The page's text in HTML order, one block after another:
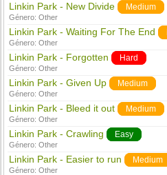
Linkin Park - New Divide Medium
Género:Other
Linkin Park - Waiting For The End
Género:Other
Linkin Park - Forgotten Hard
Género:Other
Linkin Park - Given Up Medium
Género:Other
Linkin Park - Bleed it out Medium
Género:Other
Linkin Park - Crawling Easy
Género:Other
Linkin Park - Easier to run Medium
Género:Other